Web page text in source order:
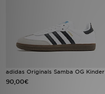
adidas Originals Samba OG Kinder
90,00€